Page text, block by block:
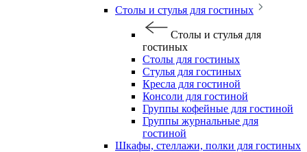
Столы и стулья для гостиных
Столы и стулья для
гостиных
Столы для гостиных
Стулья для гостиных
Кресла для гостиной
Консоли для гостиной
Группы кофейные для гостиной
Группы журнальные для
гостиной
Шкафы, стеллажи, полки для гостиных